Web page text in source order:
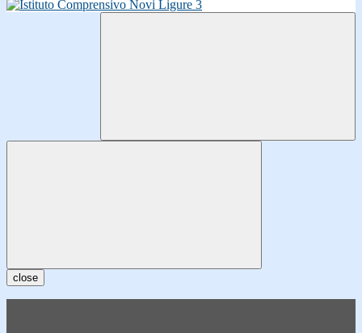
close